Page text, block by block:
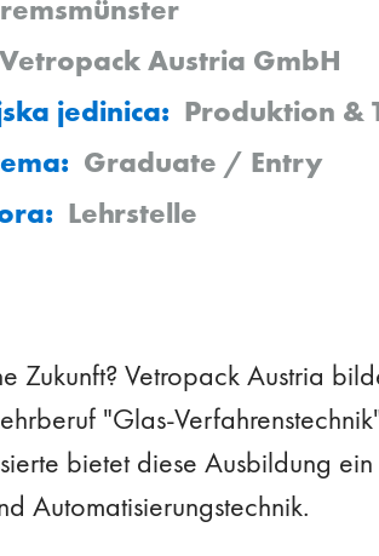
Vetropack Austria GmbH
jedinica: Produktion &
Graduate / Entry
Lehrstelle
Zukunft? Vetropack Austria
"Glas-
bietet diese Ausbildung
Automatisierungstechnik.